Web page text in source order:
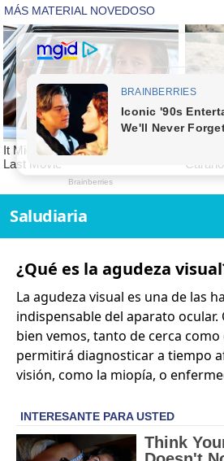
Saludiaria
¿Qué es la agudeza
La agudeza visual es una de las
indispensable del aparato ocular.
bien vemos, tanto de cerca como
permitirá diagnosticar a tiempo
visión, como la miopía, o